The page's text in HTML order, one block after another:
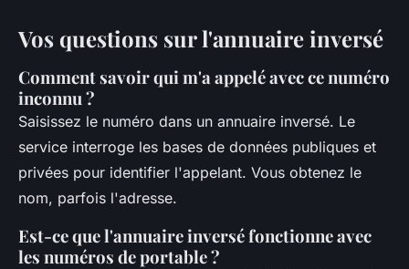
Vos questions sur l'annuaire inversé
Comment savoir qui m'a appelé avec ce numéro
inconnu ?
Saisissez le numéro dans un annuaire inversé. Le
service interroge les bases de données publiques et
privées pour identifier l'appelant. Vous obtenez le
nom, parfois l'adresse.
Est-ce que l'annuaire inversé fonctionne avec
les numéros de portable ?